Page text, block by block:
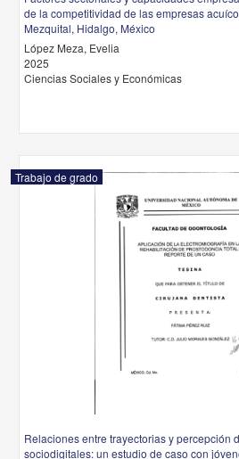
de la competitividad de las empresas
Mezquital, Hidalgo, México
López Meza, Evelia
2025
Ciencias Sociales y Económicas
Trabajo de grado
Relaciones entre trayectorias y percepción
sociodigitales: un estudio de caso con